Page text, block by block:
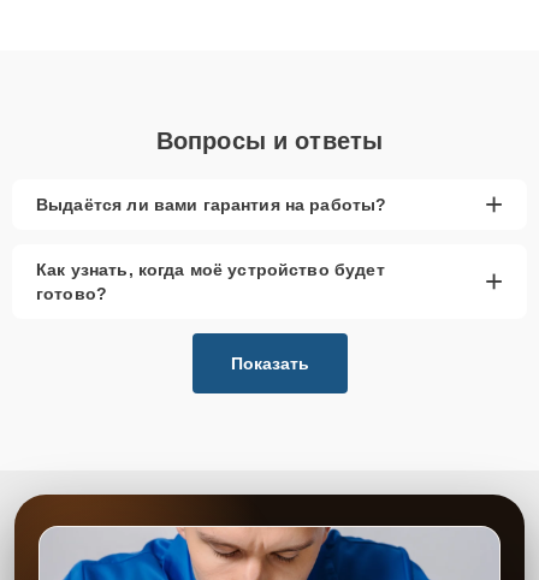
Вопросы и ответы
Выдаётся ли вами гарантия на работы? +
Как узнать, когда моё устройство будет
готово?
+
Показать